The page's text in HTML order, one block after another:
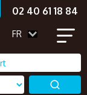
02 40 61 18 84
FR